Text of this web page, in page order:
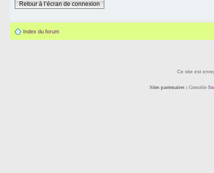
Retour à l’écran de connexion
Index du forum
Ce site est
Sites partenaires :Grenoble